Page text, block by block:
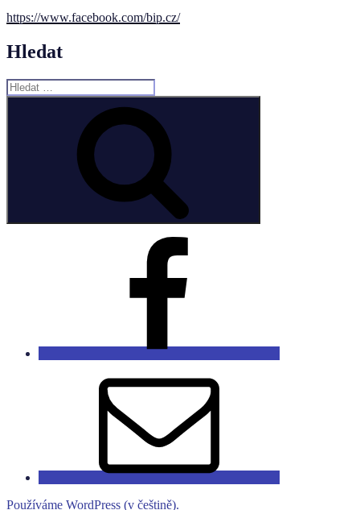
https://www.facebook.com/bip.cz/
Hledat
Hledat:
Používáme WordPress (v češtině).